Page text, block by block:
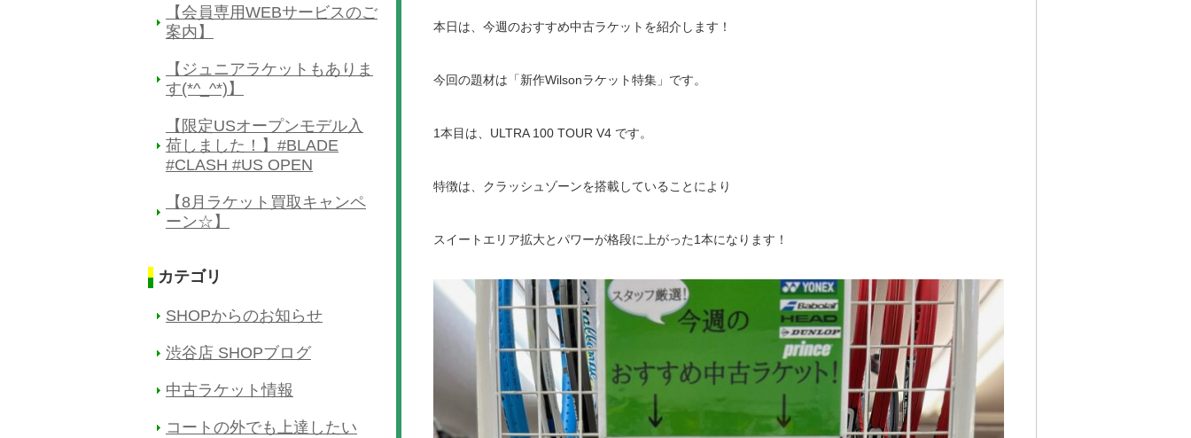
【会員専用WEBサービスのご
案内】
【ジュニアラケットもありま
す(*^_^*)】
【限定USオープンモデル入
荷しました！】#BLADE
#CLASH #US OPEN
【8月ラケット買取キャンペ
ーン☆】
カテゴリ
SHOPからのお知らせ
渋谷店 SHOPブログ
中古ラケット情報
コートの外でも上達したい
本日は、今週のおすすめ中古ラケットを紹介します！
今回の題材は「新作Wilsonラケット特集」です。
1本目は、ULTRA 100 TOUR V4 です。
特徴は、クラッシュゾーンを搭載していることにより
スイートエリア拡大とパワーが格段に上がった1本になります！